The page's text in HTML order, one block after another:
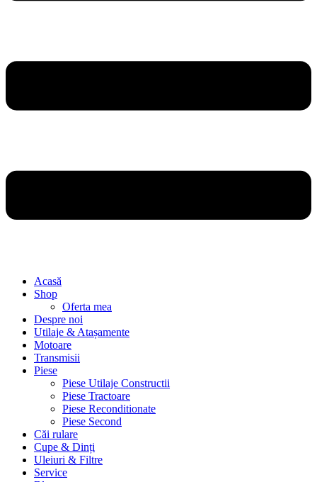
Acasă
Shop
Oferta mea
Despre noi
Utilaje & Atașamente
Motoare
Transmisii
Piese
Piese Utilaje Constructii
Piese Tractoare
Piese Reconditionate
Piese Second
Căi rulare
Cupe & Dinți
Uleiuri & Filtre
Service